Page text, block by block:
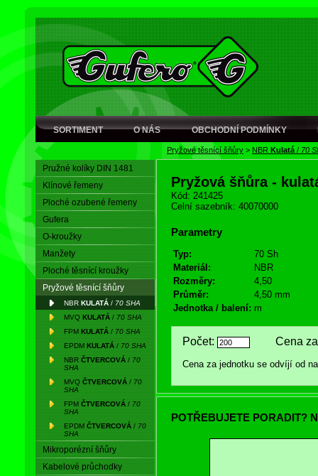
SORTIMENT O NÁS OBCHODNÍ PODMÍNKY
Pryžové těsnící šňůry > NBR Kulatá / 70
Pružné kolíky DIN 1481
Klínové řemeny
Ploché ozubené řemeny
Gufera
O-kroužky
Manžety
Ploché těsnící kroužky
Pryžové těsnící šňůry
NBR KULATÁ / 70 SHA
MVQ KULATÁ / 70 SHA
FPM KULATÁ / 70 SHA
EPDM KULATÁ / 70 SHA
NBR ČTVERCOVÁ / 70
SHA
MVQ ČTVERCOVÁ / 70
SHA
FPM ČTVERCOVÁ / 70
SHA
EPDM ČTVERCOVÁ / 70
SHA
Mikroporézní šňůry
Kabelové průchodky
Pryžová šňůra -
Kód: 241425
Celní sazebník: 40070000
Parametry
Typ:
70 Sh
Materiál:
NBR
Rozměry:
4,50
Průměr:
4,50 mm
Jednotka / balení: m
Počet: Cena za
Cena za jednotku se odvíjí od
POTŘEBUJETE PORADIT?